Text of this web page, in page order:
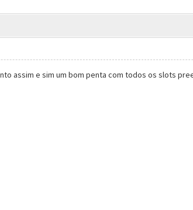
assim e sim um bom penta com todos os slots